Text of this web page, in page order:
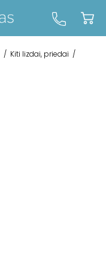
/ Kiti lizdai, priedai /